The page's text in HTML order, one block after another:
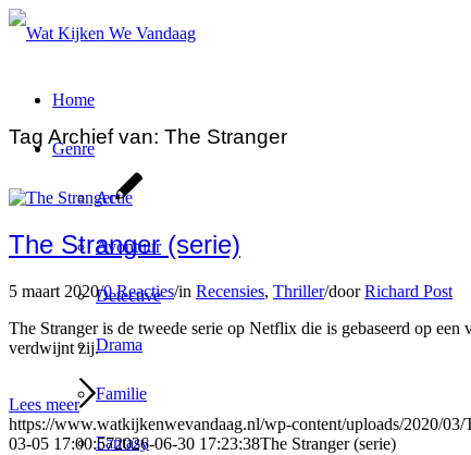
Home
Genre
Actie
Avontuur
Detective
Drama
Familie
Fantasy
Tag Archief van: The Stranger
The Stranger (serie)
5 maart 2020/0 Reacties/in Recensies, Thriller/doorRichard Post
The Stranger is de tweede serie op Netflix die is gebaseerd op
verdwijnt zij.
Lees meer
https://www.watkijkenwevandaag.nl/wp-content/uploads/2020/03/
03-05 17:00:572026-06-30 17:23:38The Stranger (serie)